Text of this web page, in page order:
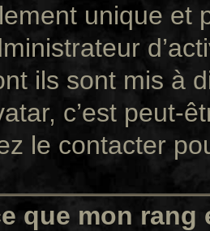
unique et
ils sont mis à
c’est peut-
le contacter
que mon